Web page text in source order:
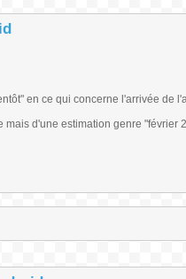
en ce qui concerne l'arrivée de
d'une estimation genre "février